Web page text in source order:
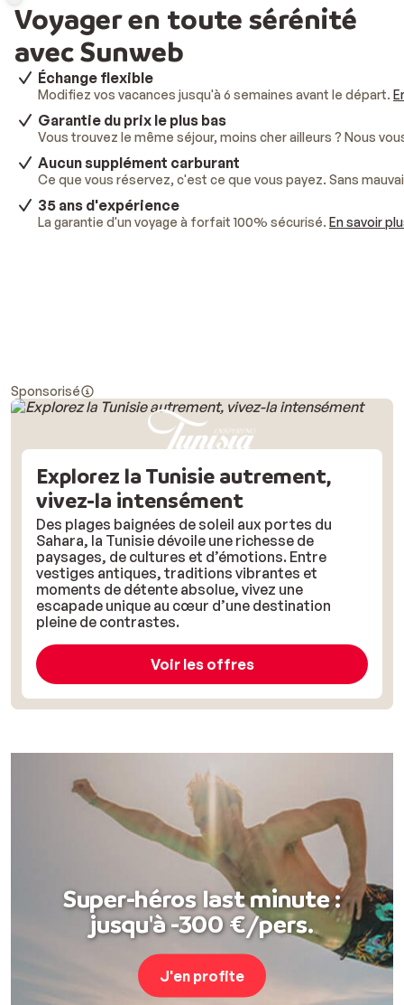
Voyager en toute sérénité
avec Sunweb
Échange flexible
Modifiez vos vacances jusqu'à 6 semaines avant le départ.
Garantie du prix le plus bas
Vous trouvez le même séjour, moins cher ailleurs ? Nous
Aucun supplément carburant
Ce que vous réservez, c'est ce que vous payez. Sans
35 ans d'expérience
La garantie d'un voyage à forfait 100% sécurisé. En savoir
Sponsorisé
Explorez la Tunisie autrement,
vivez-la intensément
Des plages baignées de soleil aux portes du
Sahara, la Tunisie dévoile une richesse de
paysages, de cultures et d’émotions. Entre
vestiges antiques, traditions vibrantes et
moments de détente absolue, vivez une
escapade unique au cœur d’une destination
pleine de contrastes.
Voir les offres
Super-héros last minute :
jusqu'à -300 €/pers.
J'en profite